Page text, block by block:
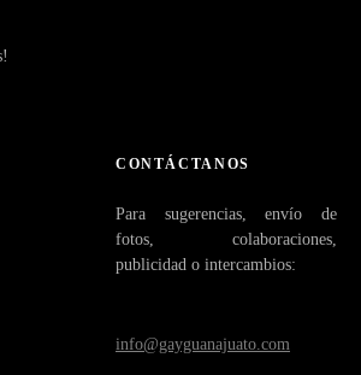
CONTÁCTANOS
Para sugerencias, envío de
fotos, colaboraciones,
publicidad o intercambios:
info@gayguanajuato.com